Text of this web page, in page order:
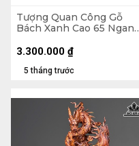
Tượng Quan Công Gỗ
Bách Xanh Cao 65 Ngang
5 tháng trước
3.300.000 ₫